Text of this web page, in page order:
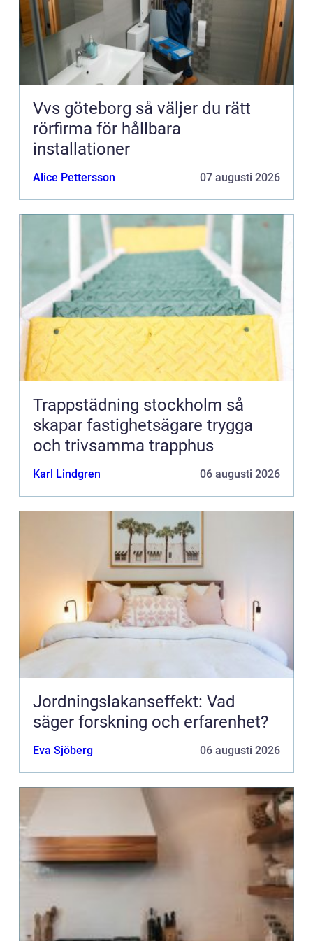
Vvs göteborg så väljer du rätt
rörfirma för hållbara
installationer
Alice Pettersson 07 augusti 2026
Trappstädning stockholm så
skapar fastighetsägare trygga
och trivsamma trapphus
Karl Lindgren 06 augusti 2026
Jordningslakanseffekt: Vad
säger forskning och erfarenhet?
Eva Sjöberg 06 augusti 2026